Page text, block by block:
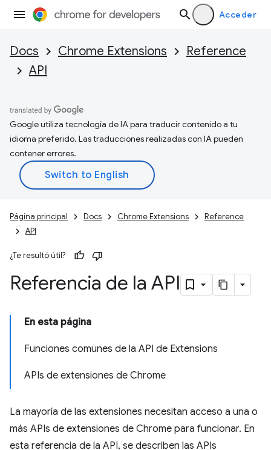
Acceder
Docs Chrome Extensions
Reference
API
Google utiliza tecnología de IA para traducir contenido a tu
idioma preferido. Las traducciones realizadas con IA pueden
contener errores.
Página principal Docs Chrome Extensions
Reference
API
¿Te resultó útil?
Referencia de la API
En esta página
Funciones comunes de la API de Extensions
APIs de extensiones de Chrome
La mayoría de las extensiones necesitan acceso a una o
más APIs de extensiones de Chrome para funcionar. En
esta referencia de la API, se describen las APIs